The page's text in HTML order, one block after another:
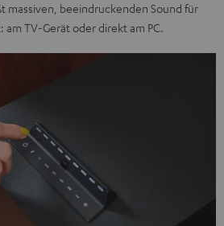
massiven, beeindruckenden Sound für
am TV-Gerät oder direkt am PC.